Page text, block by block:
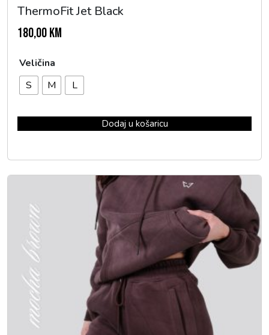
ThermoFit Jet Black
180,00KM
Veličina
S
M L
Dodaj u košaricu